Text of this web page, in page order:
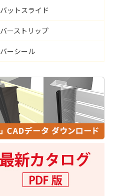
バットスライド
バーストリップ
バーシール